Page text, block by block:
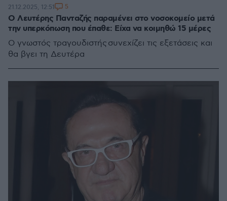
Ο Λευτέρης Πανταζής παραμένει στο νοσοκομείο μετά
την υπερκόπωση που έπαθε: Είχα να κοιμηθώ 15 μέρες
Ο γνωστός τραγουδιστής συνεχίζει τις εξετάσεις και
θα βγει τη Δευτέρα
21.12.2025, 12:51 5